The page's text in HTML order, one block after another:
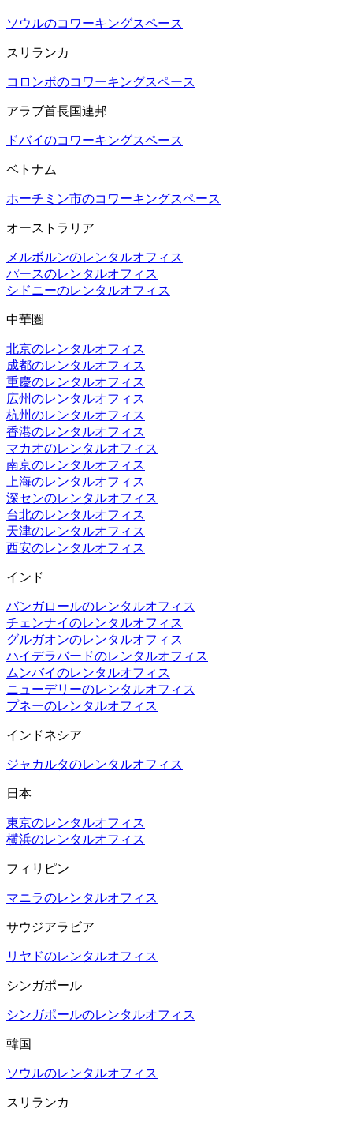
ソウルのコワーキングスペース
スリランカ
コロンボのコワーキングスペース
アラブ首長国連邦
ドバイのコワーキングスペース
ベトナム
ホーチミン市のコワーキングスペース
オーストラリア
メルボルンのレンタルオフィス
パースのレンタルオフィス
シドニーのレンタルオフィス
中華圏
北京のレンタルオフィス
成都のレンタルオフィス
重慶のレンタルオフィス
広州のレンタルオフィス
杭州のレンタルオフィス
香港のレンタルオフィス
マカオのレンタルオフィス
南京のレンタルオフィス
上海のレンタルオフィス
深センのレンタルオフィス
台北のレンタルオフィス
天津のレンタルオフィス
西安のレンタルオフィス
インド
バンガロールのレンタルオフィス
チェンナイのレンタルオフィス
グルガオンのレンタルオフィス
ハイデラバードのレンタルオフィス
ムンバイのレンタルオフィス
ニューデリーのレンタルオフィス
プネーのレンタルオフィス
インドネシア
ジャカルタのレンタルオフィス
日本
東京のレンタルオフィス
横浜のレンタルオフィス
フィリピン
マニラのレンタルオフィス
サウジアラビア
リヤドのレンタルオフィス
シンガポール
シンガポールのレンタルオフィス
韓国
ソウルのレンタルオフィス
スリランカ